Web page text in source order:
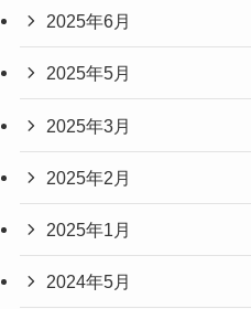
2025年6月
2025年5月
2025年3月
2025年2月
2025年1月
2024年5月